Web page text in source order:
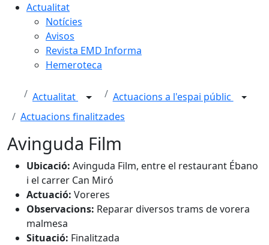
Actualitat
Notícies
Avisos
Revista EMD Informa
Hemeroteca
Actualitat
Actuacions a l'espai públic
Actuacions finalitzades
Avinguda Film
Ubicació: Avinguda Film, entre el restaurant Ébano
i el carrer Can Miró
Actuació: Voreres
Observacions: Reparar diversos trams de vorera
malmesa
Situació: Finalitzada